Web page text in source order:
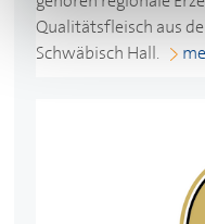
Qualitätsfleisch aus
Schwäbisch Hall.